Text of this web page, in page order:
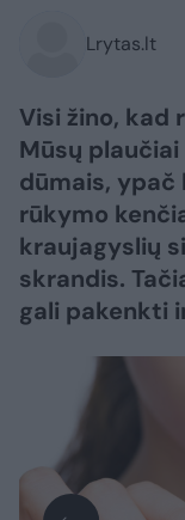
Lrytas.lt
Visi žino, kad
Mūsų
dūmais, ypač
rūkymo
kraujagyslių
skrandis.
gali pakenkti